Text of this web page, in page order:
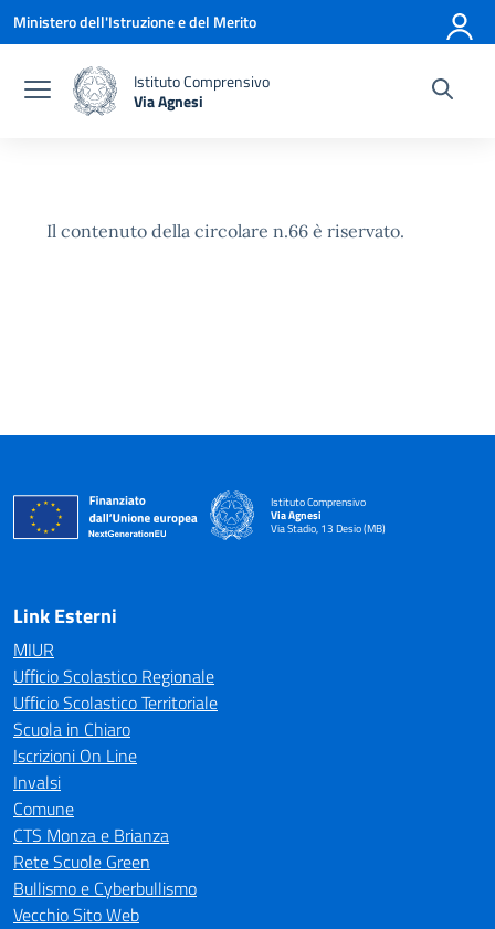
Vai ai contenuti
Vai al menu di navigazione
Vai al footer
Ministero dell'Istruzione e del Merito
Istituto Comprensivo
Via Agnesi
— Visita la pagina iniziale della scuola
Il contenuto della circolare n.66 è riservato.
Istituto Comprensivo
Via Agnesi
Via Stadio, 13 Desio (MB)
— Visita la pagina iniziale della scuola
Link Esterni
MIUR
Ufficio Scolastico Regionale
Ufficio Scolastico Territoriale
Scuola in Chiaro
Iscrizioni On Line
Invalsi
Comune
CTS Monza e Brianza
Rete Scuole Green
Bullismo e Cyberbullismo
Vecchio Sito Web